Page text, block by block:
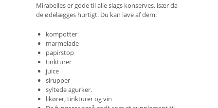
Mirabelles er gode til alle slags konserves, især da
de ødelægges hurtigt. Du kan lave af dem:
kompotter
marmelade
papirstop
tinkturer
juice
sirupper
syltede agurker,
likører, tinkturer og vin